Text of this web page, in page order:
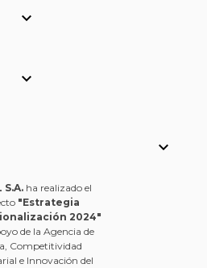



S.A. ha realizado el
"Estrategia
2024"
de la Agencia de
Competitividad
e Innovación del